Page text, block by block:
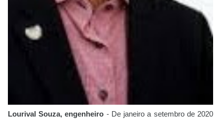
Lourival Souza, engenheiro - De janeiro a setembro de 2020